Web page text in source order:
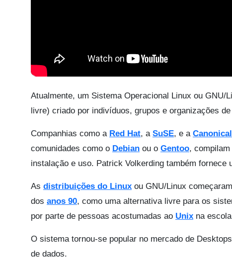
Atualmente, um Sistema Operacional Linux ou
livre) criado por indivíduos, grupos e organizações
Companhias como a Red Hat, a SuSE, e a Canonical
comunidades como o Debian ou o Gentoo,
instalação e uso. Patrick Volkerding também fornece
As distribuições do Linux ou GNU/Linux
dos anos 90, como uma alternativa livre para os
por parte de pessoas acostumadas ao Unix na
O sistema tornou-se popular no mercado de
de dados.